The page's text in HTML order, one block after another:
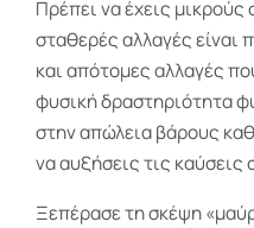
Πρέπει να έχεις
σταθερές αλλαγές είναι
και απότομες αλλαγές
φυσική δραστηριότητα
στην απώλεια βάρους
να αυξήσεις τις καύσεις
Ξεπέρασε τη σκέψη